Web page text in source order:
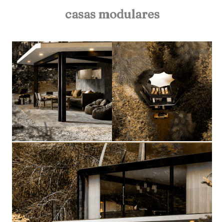
casas modulares